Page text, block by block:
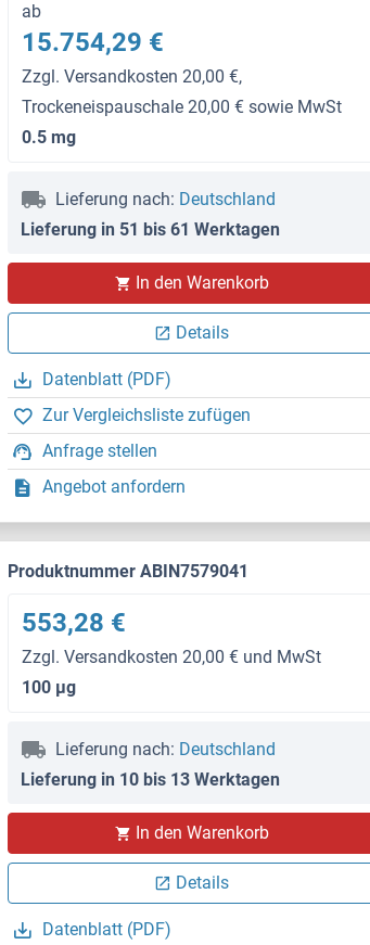
ab
15.754,29 €
Zzgl. Versandkosten 20,00 €,
Trockeneispauschale 20,00 € sowie MwSt
0.5 mg
Lieferung nach: Deutschland
Lieferung in 51 bis 61 Werktagen
In den Warenkorb
Details
Datenblatt (PDF)
Zur Vergleichsliste zufügen
Anfrage stellen
Angebot anfordern
Produktnummer ABIN7579041
553,28 €
Zzgl. Versandkosten 20,00 € und MwSt
100 μg
Lieferung nach: Deutschland
Lieferung in 10 bis 13 Werktagen
In den Warenkorb
Details
Datenblatt (PDF)